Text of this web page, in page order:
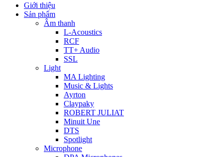
Giới thiệu
Sản phẩm
Âm thanh
L-Acoustics
RCF
TT+ Audio
SSL
Light
MA Lighting
Music & Lights
Ayrton
Claypaky
ROBERT JULIAT
Minuit Une
DTS
Spotlight
Microphone